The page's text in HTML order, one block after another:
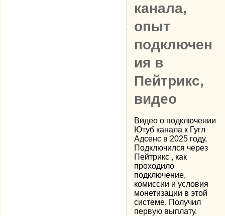
канала,
опыт
подключен
ия в
Пейтрикс,
видео
Видео о подключении
Ютуб канала к Гугл
Адсенс в 2025 году.
Подключился через
Пейтрикс , как
проходило
подключение,
комиссии и условия
монетизации в этой
системе. Получил
первую выплату.